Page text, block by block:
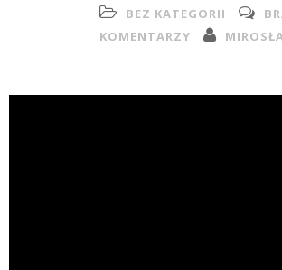
BEZ KATEGORII
KOMENTARZY